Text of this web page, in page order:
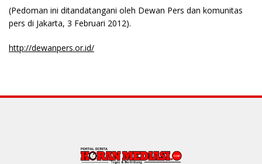
(Pedoman ini ditandatangani oleh Dewan Pers dan komunitas
pers di Jakarta, 3 Februari 2012).
http://dewanpers.or.id/